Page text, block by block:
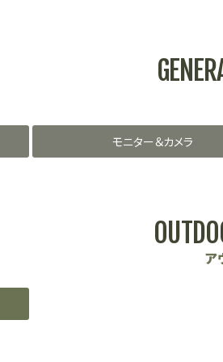
モニター＆カメラ
ア